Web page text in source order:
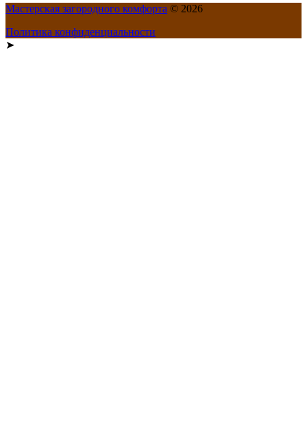
Мастерская загородного комфорта © 2026
Политика конфиденциальности
➤